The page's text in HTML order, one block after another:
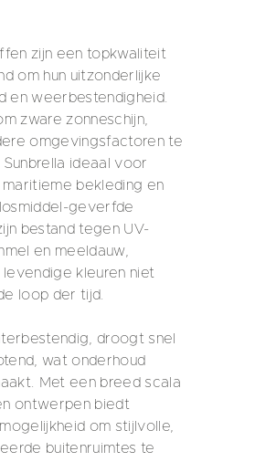
zijn een topkwaliteit
om hun uitzonderlijke
en weerbestendigheid.
zware zonneschijn,
omgevingsfactoren te
ideaal voor
maritieme bekleding en
geverfde
bestand tegen UV-
en meeldauw,
kleuren niet
loop der tijd.
droogt snel
wat onderhoud
Met een breed scala
ontwerpen biedt
om stijlvolle,
buitenruimtes te